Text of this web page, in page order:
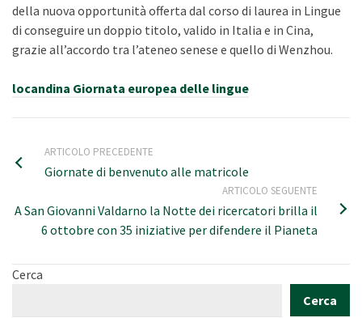
della nuova opportunità offerta dal corso di laurea in Lingue
di conseguire un doppio titolo, valido in Italia e in Cina,
grazie all’accordo tra l’ateneo senese e quello di Wenzhou.
locandina Giornata europea delle lingue
ARTICOLO PRECEDENTE
Giornate di benvenuto alle matricole
ARTICOLO SEGUENTE
A San Giovanni Valdarno la Notte dei ricercatori brilla il
6 ottobre con 35 iniziative per difendere il Pianeta
Cerca
Cerca